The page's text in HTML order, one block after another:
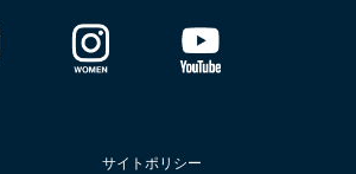
サイトポリシー